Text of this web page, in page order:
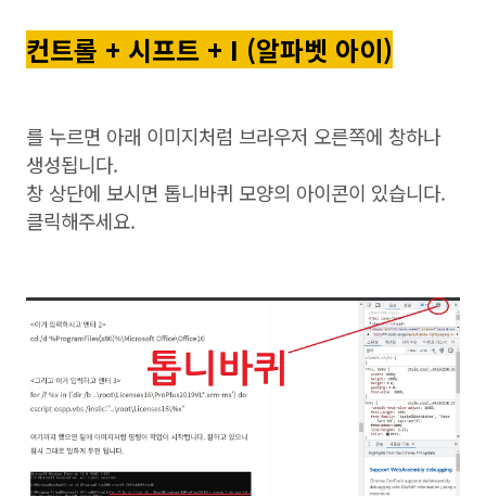
컨트롤 + 시프트 + I (알파벳 아이)
를 누르면 아래 이미지처럼 브라우저 오른쪽에 창하나
생성됩니다.
창 상단에 보시면 톱니바퀴 모양의 아이콘이 있습니다.
클릭해주세요.